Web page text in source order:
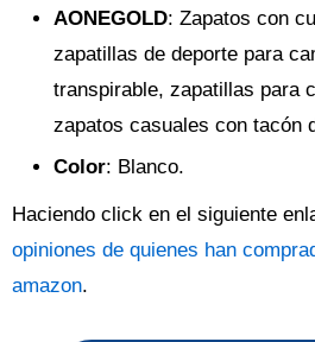
AONEGOLD: Zapatos con
zapatillas de deporte para
transpirable, zapatillas para
zapatos casuales con tacón
Color: Blanco.
Haciendo click en el siguiente
opiniones de quienes han
amazon.